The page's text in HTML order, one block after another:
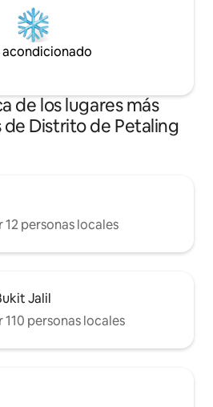
acondicionado
de los lugares más
Distrito de Petaling
personas locales
Jalil
personas locales